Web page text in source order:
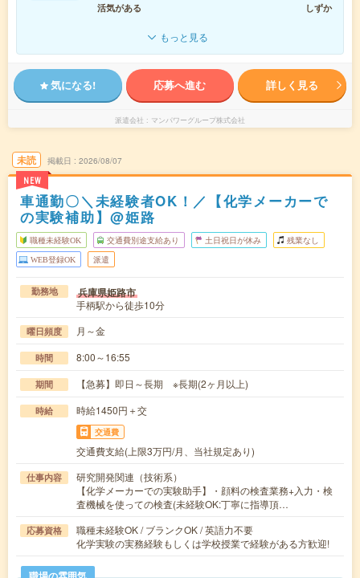
活気がある
しずか
もっと見る
気になる! 応募へ進む 詳しく見る
派遣会社 マンパワーグループ株式会社
未読
NEW
掲載日 2026/08/07
車通勤〇＼未経験者OK！／【化学メーカーで
の実験補助】@姫路
職種未経験OK 交通費別途支給あり 土日祝日が休み 残業なし
WEB登録OK 派遣
勤務地 兵庫県姫路市
手柄駅から徒歩10分
曜日頻度 月～金
時間 8:00～16:55
期間 【急募】即日～長期 ※長期(2ヶ月以上)
時給 時給1450円＋交
交通費
交通費支給(上限3万円/月、当社規定あり)
仕事内容
研究開発関連（技術系）
【化学メーカーでの実験助手】・顔料の検査業務+入力・検
査機械を使っての検査(未経験OK:丁寧に指導頂…
応募資格
職種未経験OK / ブランクOK / 英語力不要
化学実験の実務経験もしくは学校授業で経験がある方歓迎!